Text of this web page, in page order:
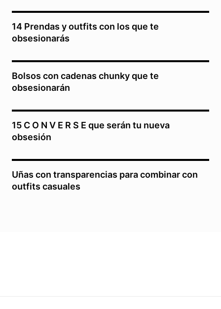
14 Prendas y outfits con los que te
obsesionarás
Bolsos con cadenas chunky que te
obsesionarán
15 C O N V E R S E que serán tu nueva
obsesión
Uñas con transparencias para combinar con
outfits casuales